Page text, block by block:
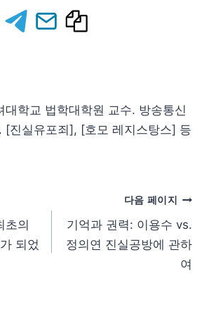
대학교 법학대학원 교수. 방송통신
[진실유포죄], [호모 레지스탕스] 등
초의
되었
다음 페이지
기억과 권력: 이용수 vs.
정의연 진실공방에 관하
여